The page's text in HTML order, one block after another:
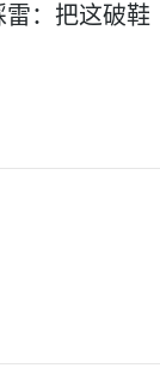
：把这破鞋